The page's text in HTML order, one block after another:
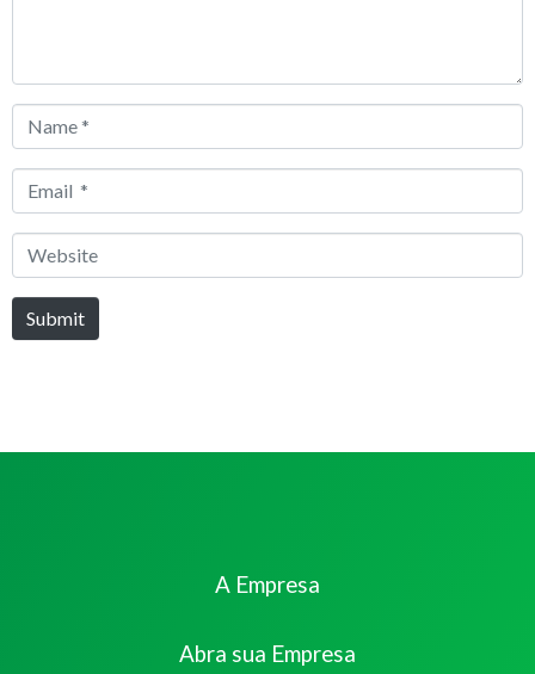
Name
Email
Website
Submit
A Empresa
Abra sua Empresa